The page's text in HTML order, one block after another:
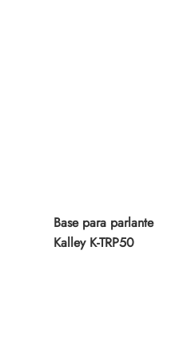
Base para parlante
Kalley K-TRP50